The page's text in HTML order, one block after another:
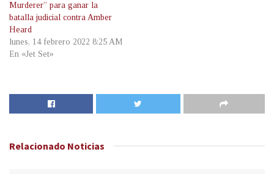
Murderer” para ganar la
batalla judicial contra Amber
Heard
lunes, 14 febrero 2022 8:25 AM
En «Jet Set»
Relacionado Noticias